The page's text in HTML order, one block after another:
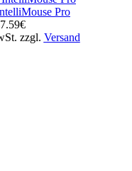
Pro
zzgl. Versand